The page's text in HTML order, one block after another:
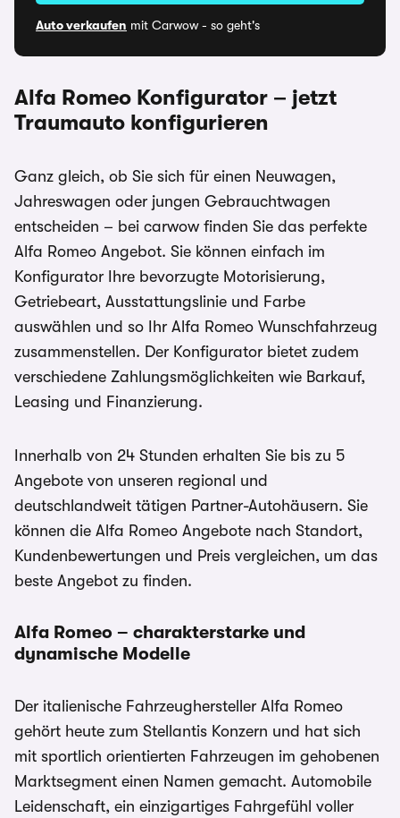
Auto verkaufen mit Carwow - so geht's
Alfa Romeo Konfigurator – jetzt
Traumauto konfigurieren
Ganz gleich, ob Sie sich für einen Neuwagen,
Jahreswagen oder jungen Gebrauchtwagen
entscheiden – bei carwow finden Sie das perfekte
Alfa Romeo Angebot. Sie können einfach im
Konfigurator Ihre bevorzugte Motorisierung,
Getriebeart, Ausstattungslinie und Farbe
auswählen und so Ihr Alfa Romeo Wunschfahrzeug
zusammenstellen. Der Konfigurator bietet zudem
verschiedene Zahlungsmöglichkeiten wie Barkauf,
Leasing und Finanzierung.
Innerhalb von 24 Stunden erhalten Sie bis zu 5
Angebote von unseren regional und
deutschlandweit tätigen Partner-Autohäusern. Sie
können die Alfa Romeo Angebote nach Standort,
Kundenbewertungen und Preis vergleichen, um das
beste Angebot zu finden.
Alfa Romeo – charakterstarke und
dynamische Modelle
Der italienische Fahrzeughersteller Alfa Romeo
gehört heute zum Stellantis Konzern und hat sich
mit sportlich orientierten Fahrzeugen im gehobenen
Marktsegment einen Namen gemacht. Automobile
Leidenschaft, ein einzigartiges Fahrgefühl voller